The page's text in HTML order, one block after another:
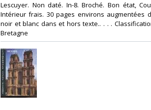
‎Lescuyer. Non daté. In-8. Broché. Bon état,
Intérieur frais. 30 pages environs augmentées
noir et blanc dans et hors texte.. . . .
Bretagne‎